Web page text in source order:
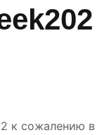
к сожалению в